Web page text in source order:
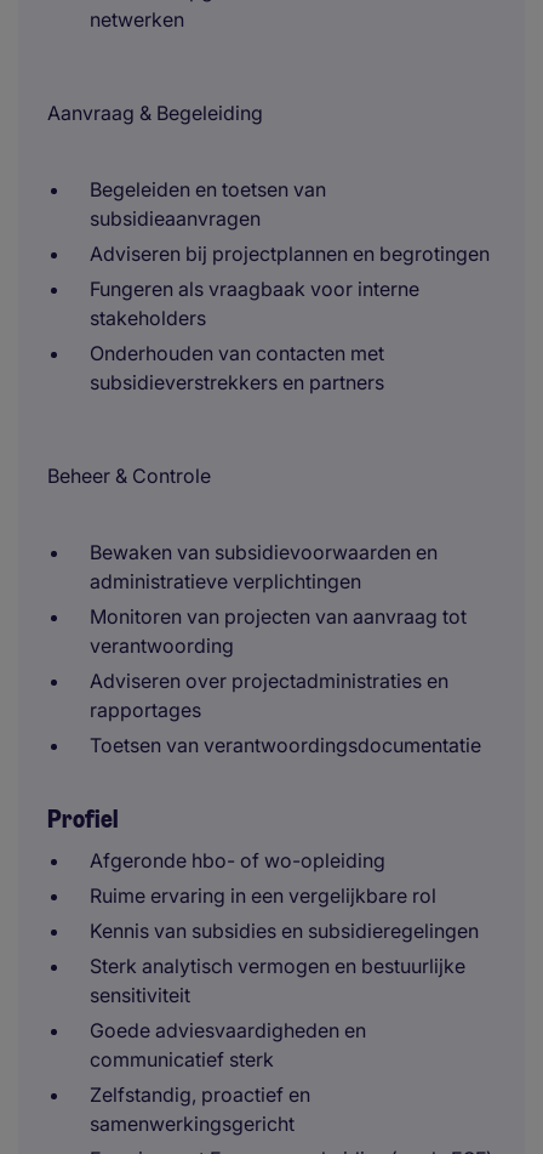
netwerken
Aanvraag & Begeleiding
Begeleiden en toetsen van
subsidieaanvragen
Adviseren bij projectplannen en begrotingen
Fungeren als vraagbaak voor interne
stakeholders
Onderhouden van contacten met
subsidieverstrekkers en partners
Beheer & Controle
Bewaken van subsidievoorwaarden en
administratieve verplichtingen
Monitoren van projecten van aanvraag tot
verantwoording
Adviseren over projectadministraties en
rapportages
Toetsen van verantwoordingsdocumentatie
Profiel
Afgeronde hbo- of wo-opleiding
Ruime ervaring in een vergelijkbare rol
Kennis van subsidies en subsidieregelingen
Sterk analytisch vermogen en bestuurlijke
sensitiviteit
Goede adviesvaardigheden en
communicatief sterk
Zelfstandig, proactief en
samenwerkingsgericht